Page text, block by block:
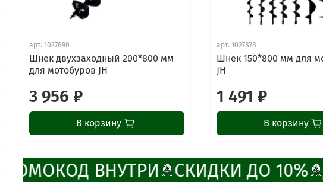
арт.1027890
Шнек двухзаходный 200*800 мм
для мотобуров JH
3 956 ₽
В корзину
арт.1027878
Шнек 150*800 мм для
JH
1 491 ₽
В корзину
ПРОМОКОД ВНУТРИ СКИДКИ ДО 10%